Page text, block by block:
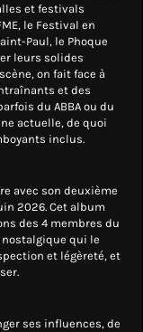
et festivals
le Festival en
Paul, le Phoque
leurs solides
on fait face à
et des
du ABBA ou du
actuelle, de quoi
inclus.
avec son deuxième
2026. Cet album
des 4 membres du
nostalgique qui le
et légèreté, et
ses influences, de